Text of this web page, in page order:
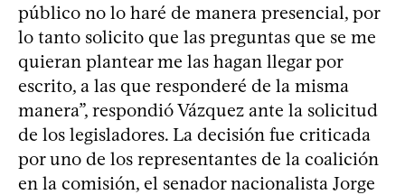
público no lo haré de manera presencial, por
lo tanto solicito que las preguntas que se me
quieran plantear me las hagan llegar por
escrito, a las que responderé de la misma
manera”, respondió Vázquez ante la solicitud
de los legisladores. La decisión fue criticada
por uno de los representantes de la coalición
en la comisión, el senador nacionalista Jorge